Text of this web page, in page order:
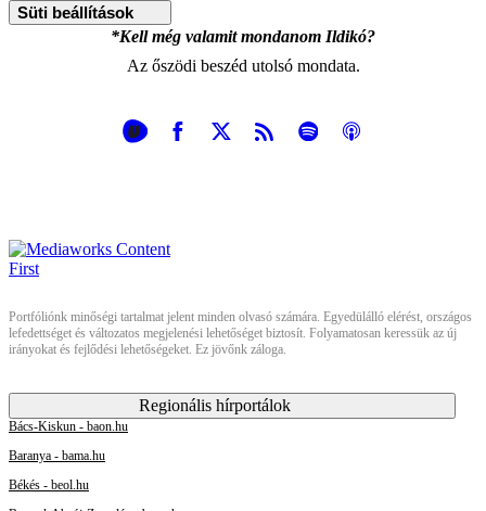
Süti beállítások
*Kell még valamit mondanom Ildikó?
Az őszödi beszéd utolsó mondata.
Portfóliónk minőségi tartalmat jelent minden olvasó számára. Egyedülálló elérést, országos
lefedettséget és változatos megjelenési lehetőséget biztosít. Folyamatosan keressük az új
irányokat és fejlődési lehetőségeket. Ez jövőnk záloga.
Regionális hírportálok
Bács-Kiskun - baon.hu
Baranya - bama.hu
Békés - beol.hu